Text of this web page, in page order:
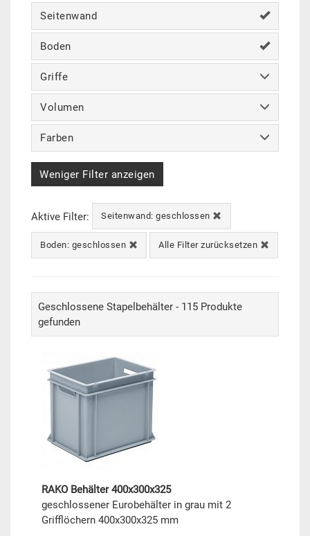
Seitenwand
Boden
Griffe
Volumen
Farben
Weniger Filter anzeigen
Aktive Filter: Seitenwand: geschlossen
Boden: geschlossen Alle Filter zurücksetzen
Geschlossene Stapelbehälter - 115 Produkte
gefunden
RAKO Behälter 400x300x325
geschlossener Eurobehälter in grau mit 2
Grifflöchern 400x300x325 mm